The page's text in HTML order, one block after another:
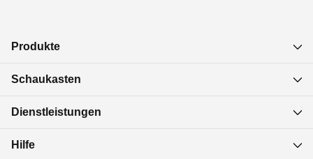
Produkte
Schaukasten
Dienstleistungen
Hilfe